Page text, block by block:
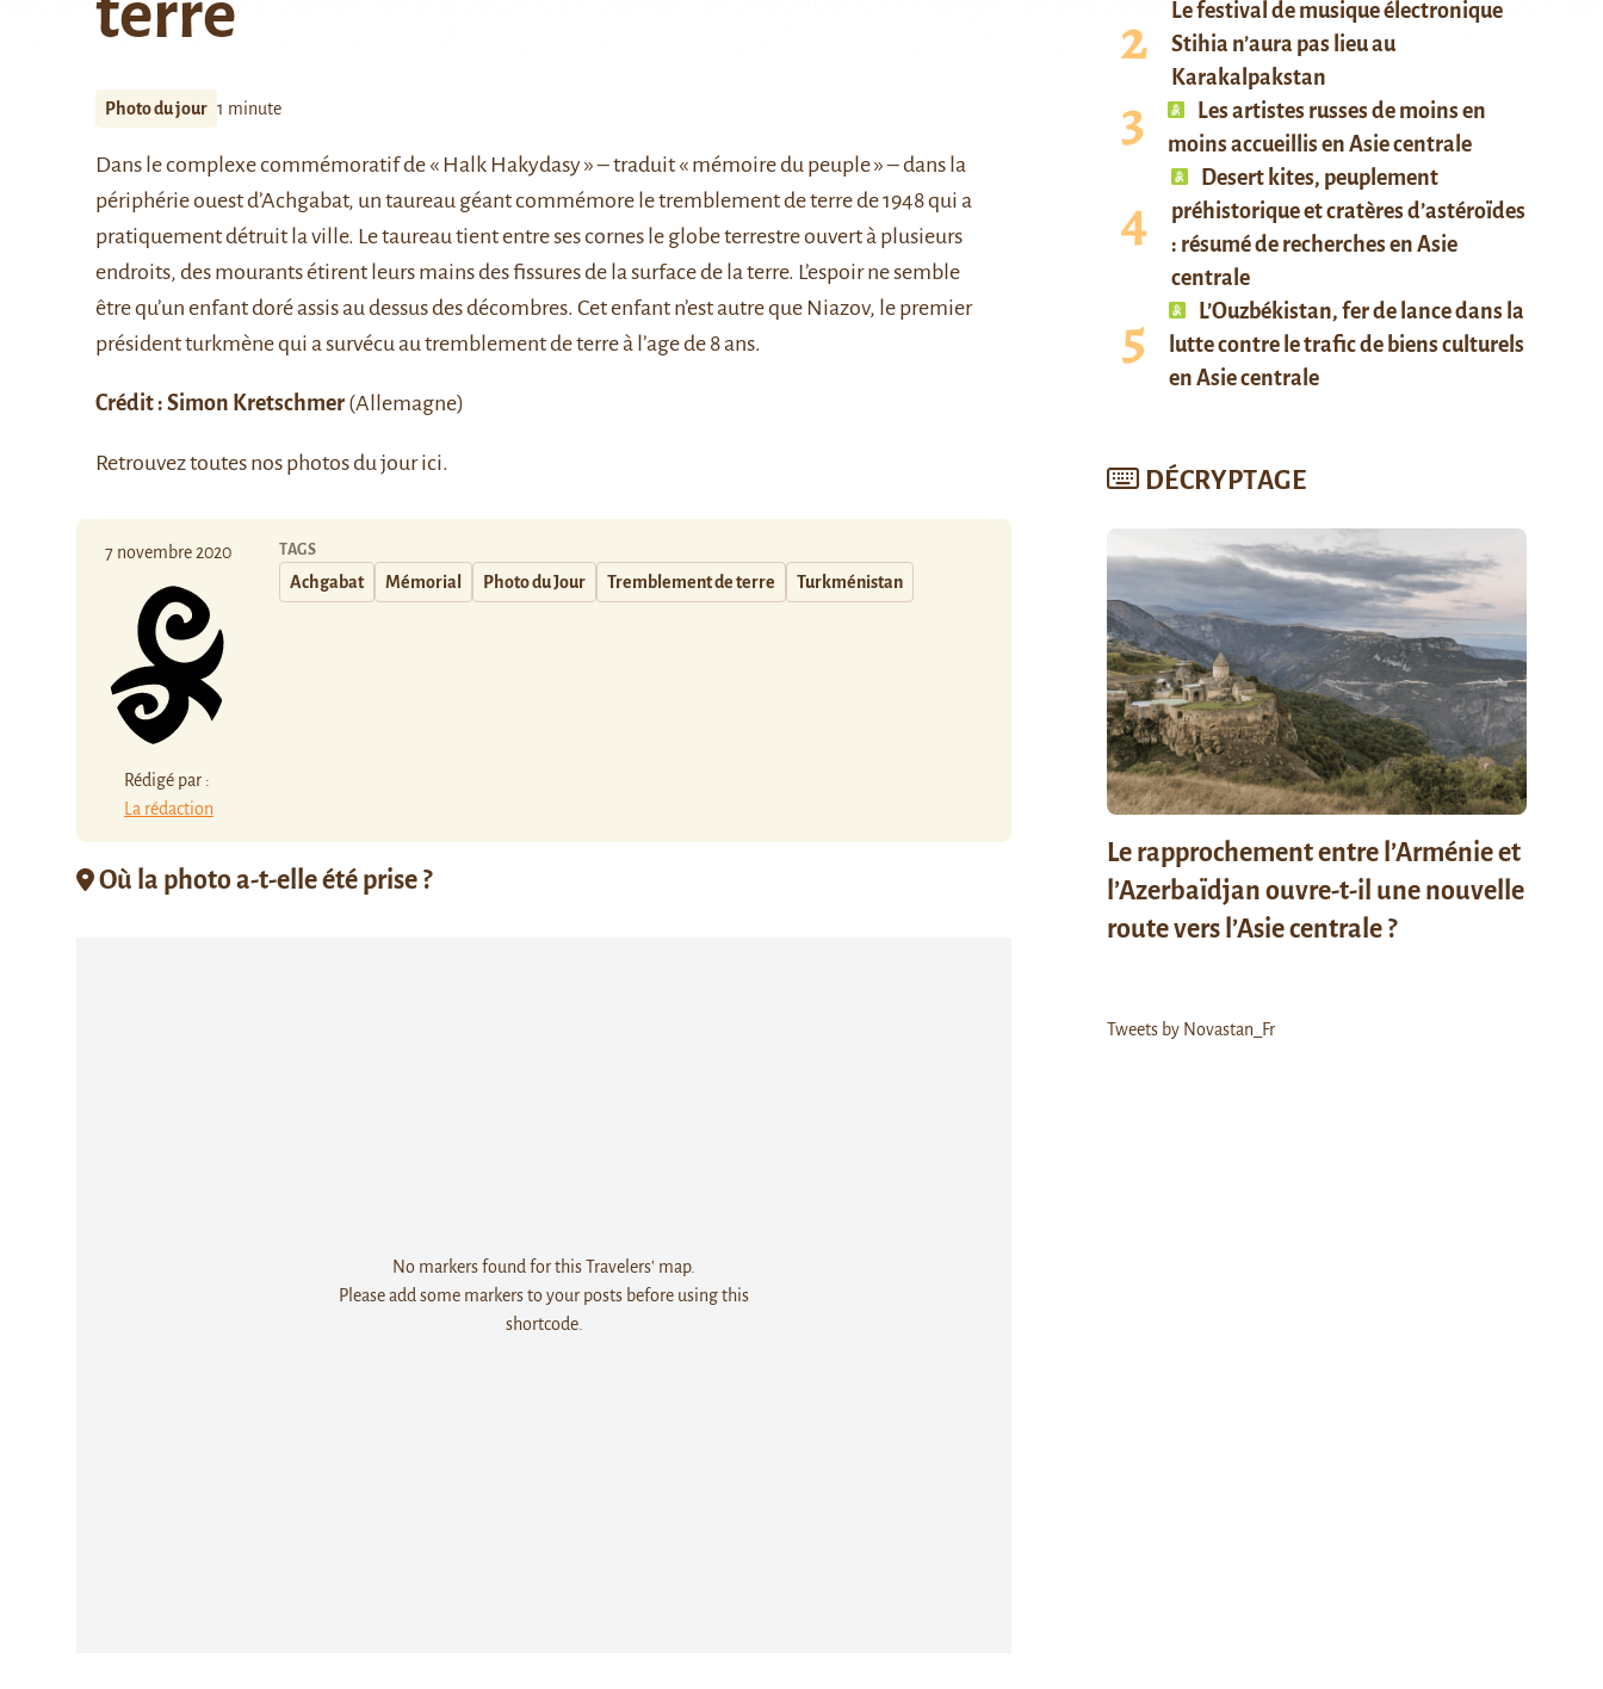
terre
Photo du jour 1 minute
Dans le complexe commémoratif de « Halk Hakydasy » – traduit « mémoire du peuple » – dans la
périphérie ouest d’Achgabat, un taureau géant commémore letremblement de terre de 1948qui a
pratiquement détruit la ville. Le taureau tient entre ses cornes le globe terrestre ouvert à plusieurs
endroits, des mourants étirent leurs mains des fissures de la surface de la terre. L’espoir ne semble
être qu’un enfant doré assis au dessus des décombres. Cet enfant n’est autre que Niazov, le premier
président turkmènequi a survécu au tremblement de terre à l’age de 8 ans.
Crédit : Simon Kretschmer (Allemagne)
Retrouvez toutes nos photos du jourici.
7 novembre 2020
Rédigé par :
La rédaction
TAGS
Achgabat Mémorial Photo du Jour Tremblement de terre Turkménistan
Où la photo a-t-elle été prise ?
No markers found for this Travelers' map.
Please add some markers to your posts before using this
shortcode.
Le festival de musique électronique
Stihia n’aura pas lieu au
Karakalpakstan
Les artistes russes de moins en
moins accueillis en Asie centrale
Desert kites, peuplement
préhistorique et cratères d’astéroïdes
: résumé de recherches en Asie
centrale
L’Ouzbékistan, fer de lance dans la
lutte contre le trafic de biens culturels
en Asie centrale
DÉCRYPTAGE
Le rapprochement entre l’Arménie et
l’Azerbaïdjan ouvre-t-il une nouvelle
route vers l’Asie centrale ?
Tweets by Novastan_Fr